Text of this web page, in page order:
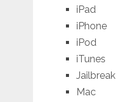
iPad
iPhone
iPod
iTunes
Jailbreak
Mac